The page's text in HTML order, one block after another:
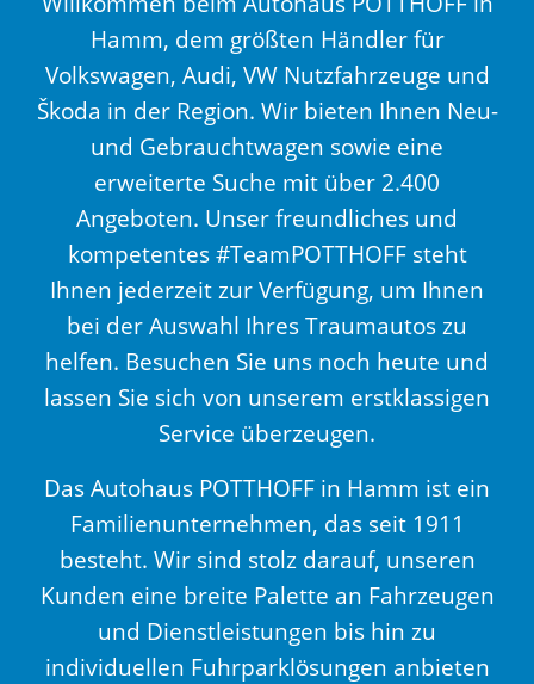
Hamm, dem größten Händler für
Volkswagen, Audi, VW Nutzfahrzeuge und
Škoda in der Region. Wir bieten Ihnen Neu-
und Gebrauchtwagen sowie eine
erweiterte Suche mit über 2.400
Angeboten. Unser freundliches und
kompetentes #TeamPOTTHOFF steht
Ihnen jederzeit zur Verfügung, um Ihnen
bei der Auswahl Ihres Traumautos zu
helfen. Besuchen Sie uns noch heute und
lassen Sie sich von unserem erstklassigen
Service überzeugen.
Das Autohaus POTTHOFF in Hamm ist ein
Familienunternehmen, das seit 1911
besteht. Wir sind stolz darauf, unseren
Kunden eine breite Palette an Fahrzeugen
und Dienstleistungen bis hin zu
individuellen Fuhrparklösungen anbieten